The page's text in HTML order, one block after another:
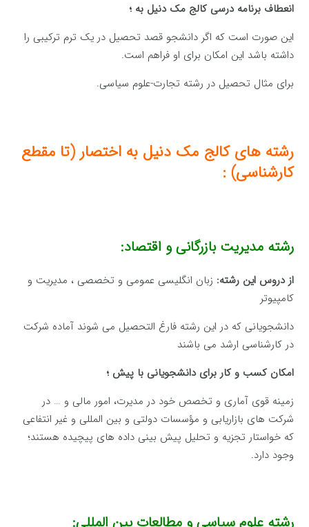
انعطاف برنامه درسی کالج مک دنیل به ؛
این صورت است که اگر دانشجو قصد تحصیل در یک ترم ترکیبی را
داشته باشد این امکان برای او فراهم است.
برای مثال تحصیل در رشته تجارت-علوم سیاسی.
رشته های کالج مک دنیل به اختصار (تا مقطع
کارشناسی) :
رشته مدیریت بازرگانی و اقتصاد:
از دروس این رشته: زبان انگلیسی عمومی و تخصصی ، مدیریت و
کامپیوتر
دانشجویانی که در این رشته فارغ التحصیل می شوند آماده شرکت
در کارشناسی ارشد می باشند
امکان کسب و کار برای دانشجویانی با پیش ؛
زمینه قوی آماری و تخصص خود در مدیرت، امور مالی و … در
شرکت های بازاریابی و مؤسسات دولتی و بین المللی و غیر انتفاعی
که خواستار تجزیه و تحلیل پیش بینی داده های پیچیده هستند؛
وجود دارد.
رشته علوم سیاسی و مطالعات بین المللی: